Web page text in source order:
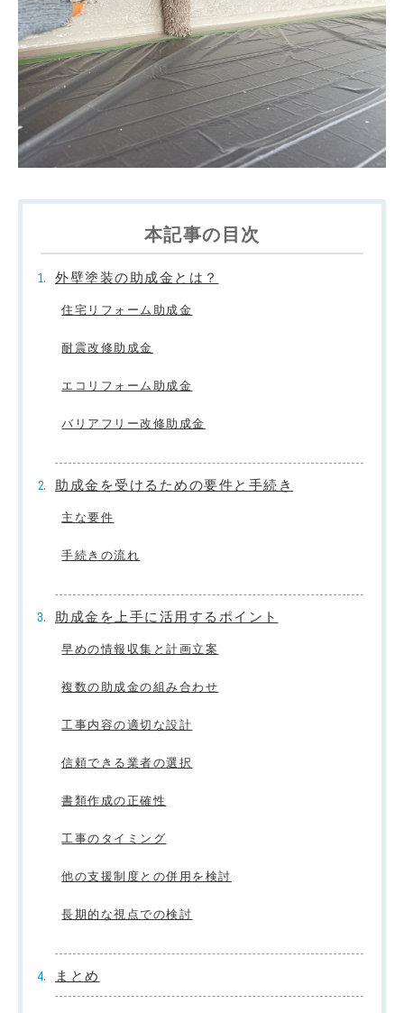
本記事の目次
外壁塗装の助成金とは？
住宅リフォーム助成金
耐震改修助成金
エコリフォーム助成金
バリアフリー改修助成金
助成金を受けるための要件と手続き
主な要件
手続きの流れ
助成金を上手に活用するポイント
早めの情報収集と計画立案
複数の助成金の組み合わせ
工事内容の適切な設計
信頼できる業者の選択
書類作成の正確性
工事のタイミング
他の支援制度との併用を検討
長期的な視点での検討
まとめ